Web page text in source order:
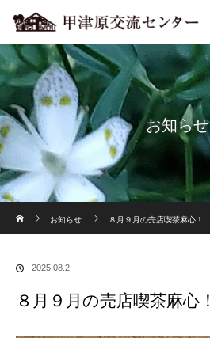
お知らせ
お知らせ
８月９月の売店喫茶麻心！
2025.08.2
８月９月の売店喫茶麻心！